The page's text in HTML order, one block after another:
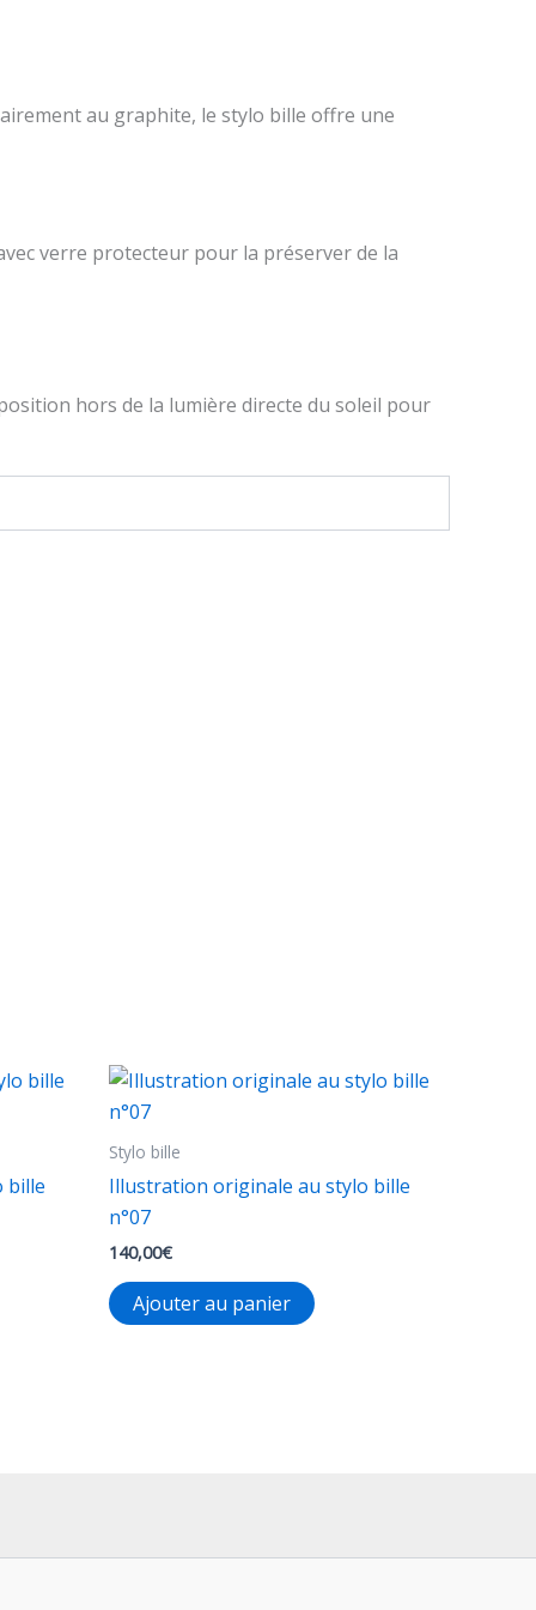
au graphite, le stylo bille offre une
verre protecteur pour la préserver de la
hors de la lumière directe du soleil pour
bille
Stylo bille
Illustration originale au stylo bille
n°07
140,00€
Ajouter au panier